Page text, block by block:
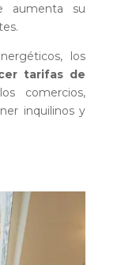
aumenta su
los
tarifas de
comercios,
inquilinos y